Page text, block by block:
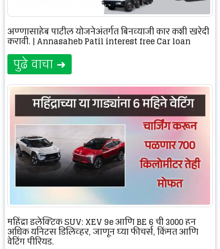
अण्णासाहेब पाटील योजनेअंतर्गत बिनव्याजी कार कशी खरेदी
करावी. | Annasaheb Patil interest free Car loan
पुढे वाचा ➜
महिंद्रा इलेक्ट्रिक SUV: XEV 9e आणि BE 6 ची 3000 हून
अधिक युनिट्स डिलिव्हर, जाणून घ्या फीचर्स, किंमत आणि
वेटिंग पीरियड.